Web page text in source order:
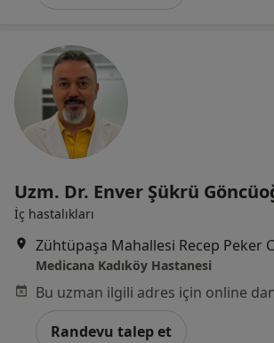
Uzm. Dr. Enver Şükrü
İç hastalıkları
Medicana Kadıköy Hastanesi
Randevu talep et